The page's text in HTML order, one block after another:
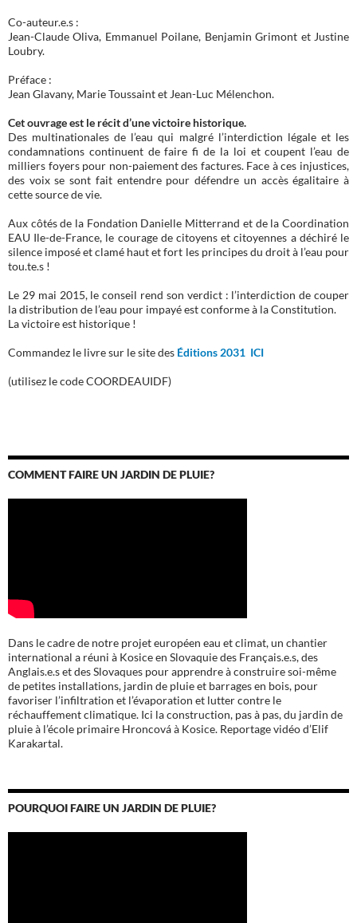
Co-auteur.e.s :
Jean-Claude Oliva, Emmanuel Poilane, Benjamin Grimont et Justine
Loubry.
Préface :
Jean Glavany, Marie Toussaint et Jean-Luc Mélenchon.
Cet ouvrage est le récit d’une victoire historique.
Des multinationales de l’eau qui malgré l’interdiction légale et les
condamnations continuent de faire fi de la loi et coupent l’eau de
milliers foyers pour non-paiement des factures. Face à ces injustices,
des voix se sont fait entendre pour défendre un accès égalitaire à
cette source de vie.
Aux côtés de la Fondation Danielle Mitterrand et de la Coordination
EAU Ile-de-France, le courage de citoyens et citoyennes a déchiré le
silence imposé et clamé haut et fort les principes du droit à l’eau pour
tou.te.s !
Le 29 mai 2015, le conseil rend son verdict : l’interdiction de couper
la distribution de l’eau pour impayé est conforme à la Constitution.
La victoire est historique !
Commandez le livre sur le site des Éditions 2031 ICI
(utilisez le code COORDEAUIDF)
COMMENT FAIRE UN JARDIN DE PLUIE?
Dans le cadre de notre projet européen eau et climat, un chantier
international a réuni à Kosice en Slovaquie des Français.e.s, des
Anglais.e.s et des Slovaques pour apprendre à construire soi-même
de petites installations, jardin de pluie et barrages en bois, pour
favoriser l’infiltration et l’évaporation et lutter contre le
réchauffement climatique. Ici la construction, pas à pas, du jardin de
pluie à l’école primaire Hroncová à Kosice. Reportage vidéo d’Elif
Karakartal.
POURQUOI FAIRE UN JARDIN DE PLUIE?